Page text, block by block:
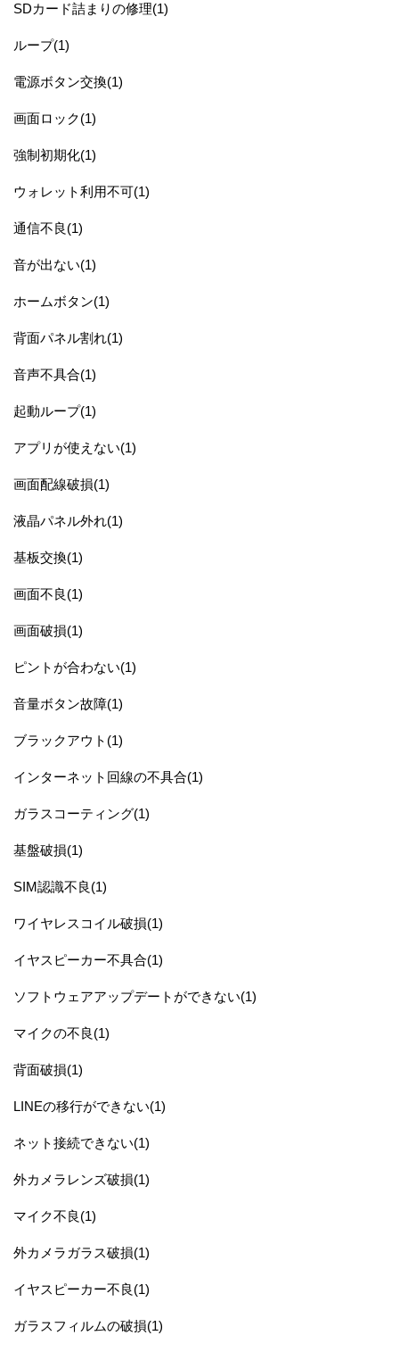
SDカード詰まりの修理(1)
ループ(1)
電源ボタン交換(1)
画面ロック(1)
強制初期化(1)
ウォレット利用不可(1)
通信不良(1)
音が出ない(1)
ホームボタン(1)
背面パネル割れ(1)
音声不具合(1)
起動ループ(1)
アプリが使えない(1)
画面配線破損(1)
液晶パネル外れ(1)
基板交換(1)
画面不良(1)
画面破損(1)
ピントが合わない(1)
音量ボタン故障(1)
ブラックアウト(1)
インターネット回線の不具合(1)
ガラスコーティング(1)
基盤破損(1)
SIM認識不良(1)
ワイヤレスコイル破損(1)
イヤスピーカー不具合(1)
ソフトウェアアップデートができない(1)
マイクの不良(1)
背面破損(1)
LINEの移行ができない(1)
ネット接続できない(1)
外カメラレンズ破損(1)
マイク不良(1)
外カメラガラス破損(1)
イヤスピーカー不良(1)
ガラスフィルムの破損(1)